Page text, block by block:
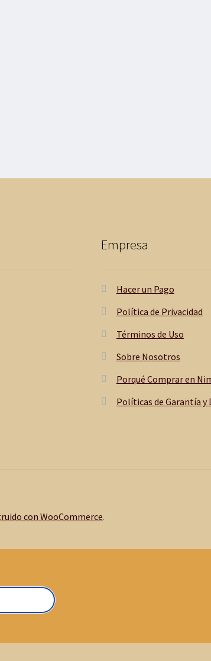
Empresa
Hacer un Pago
Política de Privacidad
Términos de Uso
Sobre Nosotros
Porqué Comprar en
Políticas de Garantía y
con WooCommerce.